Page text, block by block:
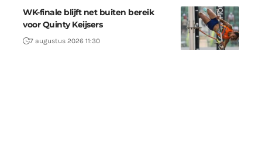
WK-finale blijft net buiten bereik
voor Quinty Keijsers
7 augustus 2026 11:30